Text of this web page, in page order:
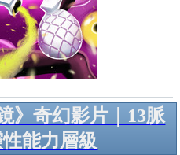
》奇幻影片｜13脈
能力層級